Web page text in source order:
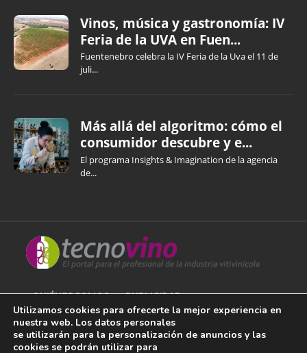
Vinos, música y gastronomía: IV
Feria de la UVA en Fuen...
Fuentenebro celebra la IV Feria de la Uva el 11 de
juli...
Más allá del algoritmo: cómo el
consumidor descubre y e...
El programa Insights & Imagination de la agencia
de...
QUIÉNES SOMOS PUBLICIDAD
AVISO LEGAL
POLÍTICA DE COOKIES
Utilizamos cookies para ofrecerte la mejor experiencia en
nuestra web. Los datos personales
se utilizarán para la personalización de anuncios y las
cookies se podrán utilizar para